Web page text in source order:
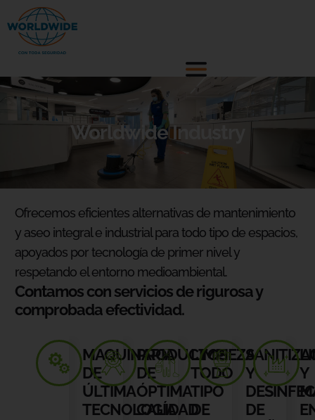
Worldwide Industry
Ofrecemos eficientes alternativas de mantenimiento
y aseo integral e industrial para todo tipo de espacios,
apoyados por tecnología de primer nivel y
respetando el entorno medioambiental.
Contamos con servicios de rigurosa y
comprobada efectividad.
MAQUINARIA
DE
ÚLTIMA
TECNOLOGÍA
PRODUCTOS
DE
ÓPTIMA
CALIDAD
LIMPIEZA
TODO
TIPO
DE
Y
DE
Y